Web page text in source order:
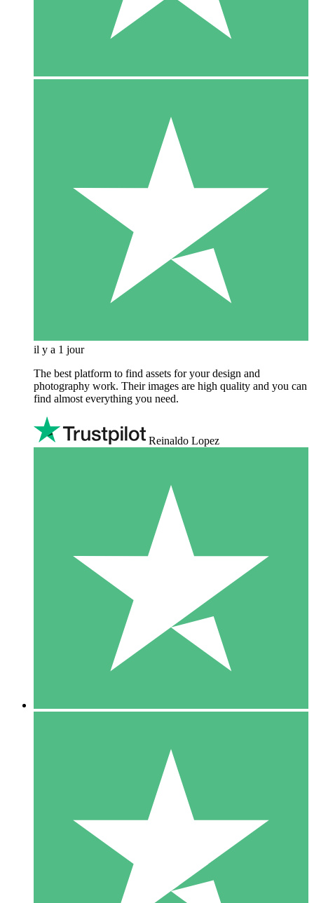
il y a 1 jour
The best platform to find assets for your design and
photography work. Their images are high quality and you can
find almost everything you need.
Reinaldo Lopez